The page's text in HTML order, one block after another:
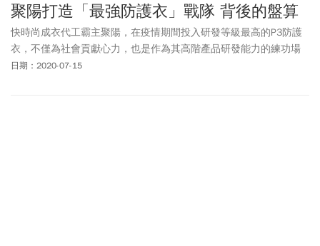
聚陽打造「最強防護衣」戰隊 背後的盤算
快時尚成衣代工霸主聚陽，在疫情期間投入研發等級最高的P3防護
衣，不僅為社會貢獻心力，也是作為其高階產品研發能力的練功場
域。
日期：2020-07-15